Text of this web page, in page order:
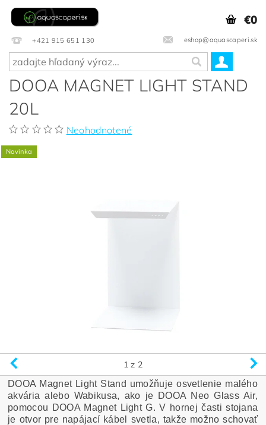
+421 915 651 130 eshop@aquascaperi.sk
€0
DOOA MAGNET LIGHT STAND
20L
Neohodnotené
Novinka
1 z 2
DOOA Magnet Light Stand umožňuje osvetlenie malého
akvária alebo Wabikusa, ako je DOOA Neo Glass Air,
pomocou DOOA Magnet Light G. V hornej časti stojana
je otvor pre napájací kábel svetla, takže možno schovať